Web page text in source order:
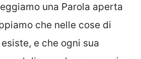
una Parola aperta
che nelle cose di
e che ogni sua